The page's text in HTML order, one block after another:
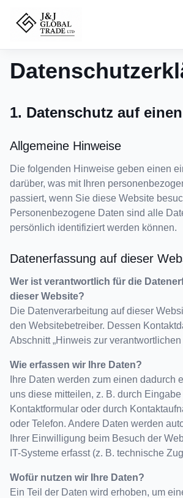
1. Datenschutz auf
Allgemeine Hinweise
Die folgenden Hinweise geben einen
darüber, was mit Ihren
passiert, wenn Sie diese Website
Personenbezogene Daten sind alle
persönlich identifiziert werden können.
Datenerfassung auf dieser
Wer ist verantwortlich für die
dieser Website?
Die Datenverarbeitung auf dieser
den Websitebetreiber. Dessen
Abschnitt „Hinweis zur
Wie erfassen wir Ihre Daten?
Ihre Daten werden zum einen dadurch
uns diese mitteilen, z. B. durch
Kontaktformular oder durch
oder Telefon. Andere Daten werden
Ihrer Einwilligung beim Besuch der
IT-Systeme erfasst (z. B. technische
Wofür nutzen wir Ihre Daten?
Ein Teil der Daten wird erhoben, um